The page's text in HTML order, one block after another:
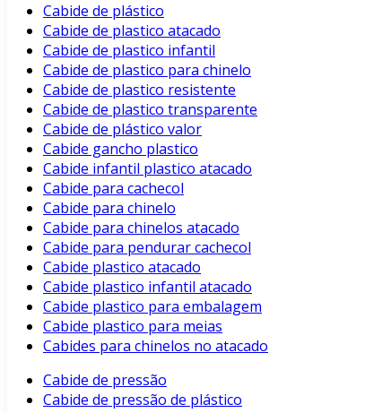
Cabide de plástico
Cabide de plastico atacado
Cabide de plastico infantil
Cabide de plastico para chinelo
Cabide de plastico resistente
Cabide de plastico transparente
Cabide de plástico valor
Cabide gancho plastico
Cabide infantil plastico atacado
Cabide para cachecol
Cabide para chinelo
Cabide para chinelos atacado
Cabide para pendurar cachecol
Cabide plastico atacado
Cabide plastico infantil atacado
Cabide plastico para embalagem
Cabide plastico para meias
Cabides para chinelos no atacado
Cabide de pressão
Cabide de pressão de plástico